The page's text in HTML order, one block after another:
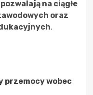
na ciągłe
oraz
.
przemocy wobec